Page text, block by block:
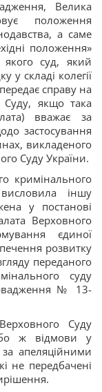
Велика
положення
а саме
положення»
суд, який
у складі колегії
справу на
Суду, якщо така
вважає за
застосування
викладеного
Суду України.
кримінального
іншу
у постанові
Верховного
єдиної
розвитку
переданого
суду
№ 13-
Суду
ж відмови у
за апеляційними
не передбачені